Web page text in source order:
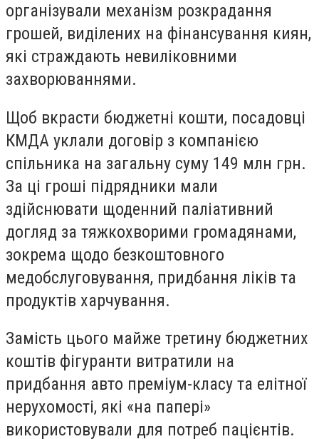
організували механізм розкрадання
грошей, виділених на фінансування киян,
які страждають невиліковними
захворюваннями.
Щоб вкрасти бюджетні кошти, посадовці
КМДА уклали договір з компанією
спільника на загальну суму 149 млн грн.
За ці гроші підрядники мали
здійснювати щоденний паліативний
догляд за тяжкохворими громадянами,
зокрема щодо безкоштовного
медобслуговування, придбання ліків та
продуктів харчування.
Замість цього майже третину бюджетних
коштів фігуранти витратили на
придбання авто преміум-класу та елітної
нерухомості, які «на папері»
використовували для потреб пацієнтів.